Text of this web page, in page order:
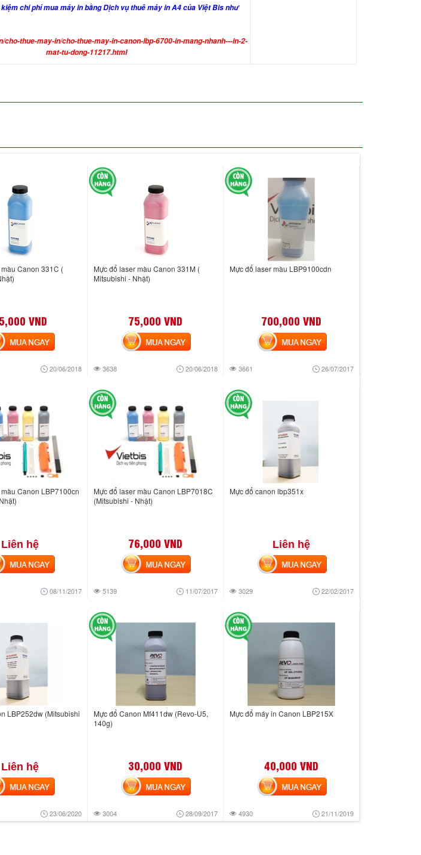
chi phí mua máy in bằng Dịch vụ thuê máy in A4 của Việt Bis như
cho-thue-may-in/cho-thue-may-in-canon-lbp-6700-in-mang-nhanh---in-2-
mat-tu-dong-11217.html
Canon 331C (
VND
20/06/2018
MUA NGAY
Mực đổ laser màu Canon 331M (
Mitsubishi - Nhật)
75,000 VND
3638 20/06/2018
MUA NGAY
Mực đổ laser màu LBP9100cdn
700,000 VND
3661 26/07/2017
MUA NGAY
Canon LBP7100cn
Liên hệ
08/11/2017
MUA NGAY
Mực đổ laser màu Canon LBP7018C
(Mitsubishi - Nhật)
76,000 VND
5139 11/07/2017
MUA NGAY
Mực đổ canon lbp351x
Liên hệ
3029 22/02/2017
MUA NGAY
LBP252dw (Mitsubishi
Liên hệ
23/06/2020
MUA NGAY
Mực đổ Canon Mf411dw (Revo-U5,
140g)
30,000 VND
3004 28/09/2017
MUA NGAY
Mực đổ máy in Canon LBP215X
40,000 VND
4930 21/11/2019
MUA NGAY